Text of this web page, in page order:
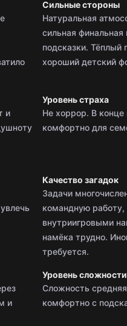
Сильные стороны
Натуральная
сильная
подсказки.
хороший детский
и
Уровень страха
Не хоррор. В
комфортно для
Качество загадок
Задачи
командную
внутриигровыми
намёка трудно.
требуется.
и
Уровень сложности
Сложность
комфортно с